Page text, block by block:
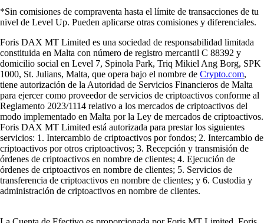
*Sin comisiones de compraventa hasta el límite de transacciones de tu
nivel de Level Up. Pueden aplicarse otras comisiones y diferenciales.
Foris DAX MT Limited es una sociedad de responsabilidad limitada
constituida en Malta con número de registro mercantil C 88392 y
domicilio social en Level 7, Spinola Park, Triq Mikiel Ang Borg, SPK
1000, St. Julians, Malta, que opera bajo el nombre de Crypto.com,
tiene autorización de la Autoridad de Servicios Financieros de Malta
para ejercer como proveedor de servicios de criptoactivos conforme al
Reglamento 2023/1114 relativo a los mercados de criptoactivos del
modo implementado en Malta por la Ley de mercados de criptoactivos.
Foris DAX MT Limited está autorizada para prestar los siguientes
servicios: 1. Intercambio de criptoactivos por fondos; 2. Intercambio de
criptoactivos por otros criptoactivos; 3. Recepción y transmisión de
órdenes de criptoactivos en nombre de clientes; 4. Ejecución de
órdenes de criptoactivos en nombre de clientes; 5. Servicios de
transferencia de criptoactivos en nombre de clientes; y 6. Custodia y
administración de criptoactivos en nombre de clientes.